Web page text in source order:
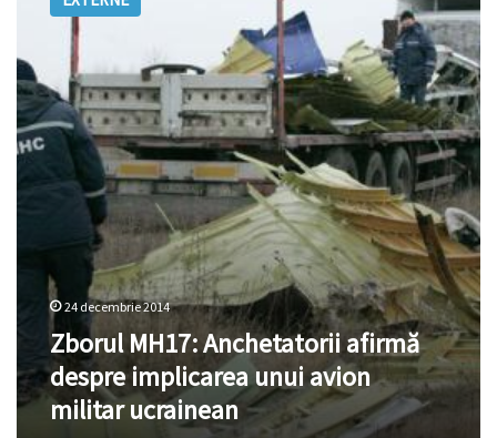
Anchetatorii
despre
implicarea
unui
avion
militar
24 decembrie 2014
Zborul MH17: Anchetatorii afirmă
despre implicarea unui avion
militar ucrainean